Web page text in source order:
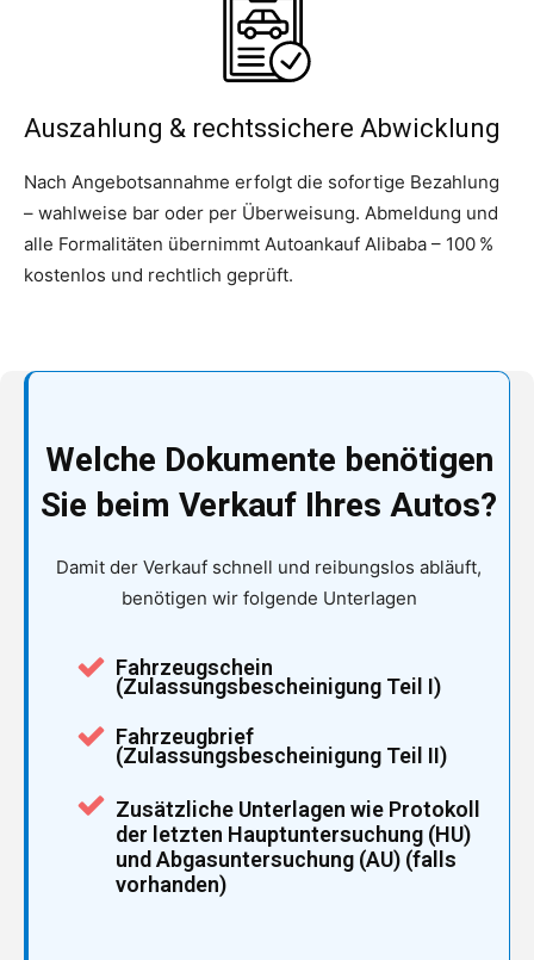
Auszahlung & rechtssichere Abwicklung
Nach Angebotsannahme erfolgt die sofortige Bezahlung
– wahlweise bar oder per Überweisung. Abmeldung und
alle Formalitäten übernimmt Autoankauf Alibaba – 100 %
kostenlos und rechtlich geprüft.
Welche Dokumente benötigen
Sie beim Verkauf Ihres Autos?
Damit der Verkauf schnell und reibungslos abläuft,
benötigen wir folgende Unterlagen
Fahrzeugschein
(Zulassungsbescheinigung Teil I)
Fahrzeugbrief
(Zulassungsbescheinigung Teil II)
Zusätzliche Unterlagen wie Protokoll
der letzten Hauptuntersuchung (HU)
und Abgasuntersuchung (AU) (falls
vorhanden)